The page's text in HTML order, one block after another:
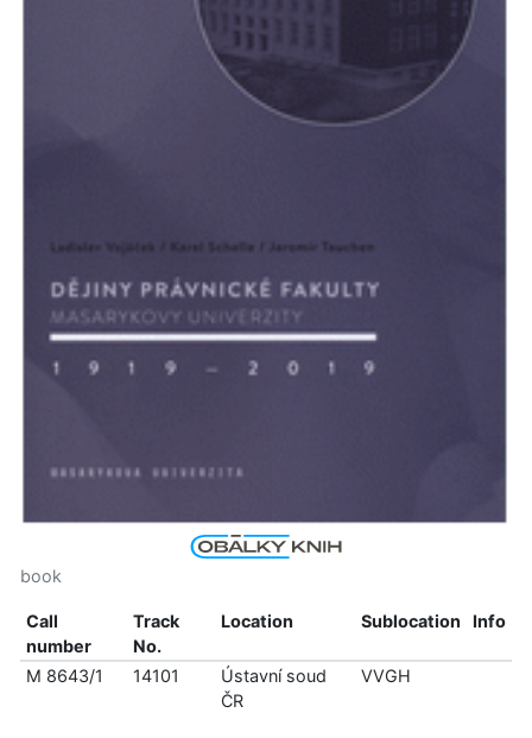
book
Call
number
Track
No.
Location Sublocation Info
M 8643/1 14101
Ústavní soud
ČR
VVGH